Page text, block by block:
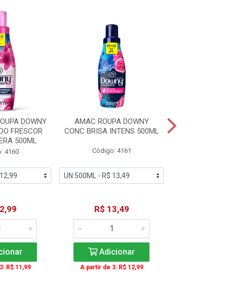
DOWNY
FRESCOR
500ML
4160
R$ 11,99
AMAC ROUPA DOWNY
CONC BRISA INTENS 500ML
Código: 4161
R$ 13,49
Adicionar
A partir de 3: R$ 12,99